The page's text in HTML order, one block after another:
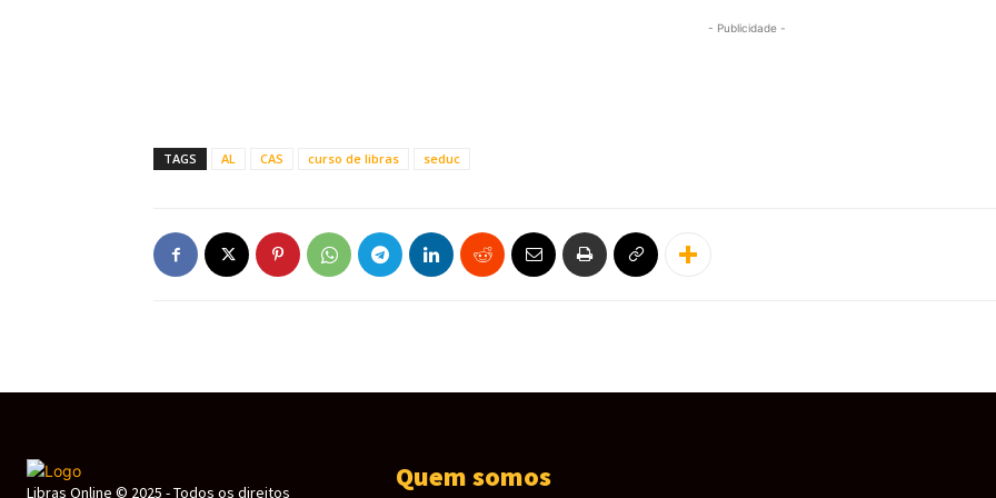
- Publicidade -
TAGS AL CAS curso de libras seduc
Libras Online © 2025 - Todos os direitos Quem somos